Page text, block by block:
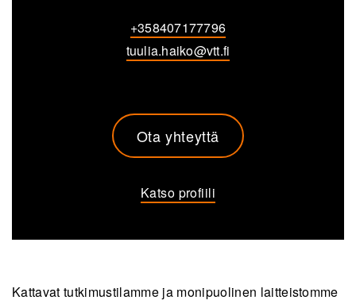
+358407177796
tuulia.haiko@vtt.fi
Ota yhteyttä
Katso profiili
Kattavat tutkimustilamme ja monipuolinen laitteistomme